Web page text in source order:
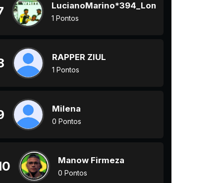
LucianoMarino*394_Lomba do Pinheiro
1 Pontos
RAPPER ZIUL
1 Pontos
Milena
0 Pontos
Manow Firmeza
0 Pontos